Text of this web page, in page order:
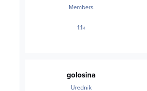
Members
1.1kposts
golosina
Urednik